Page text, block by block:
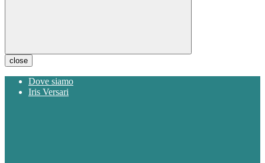
close
Dove siamo
Iris Versari